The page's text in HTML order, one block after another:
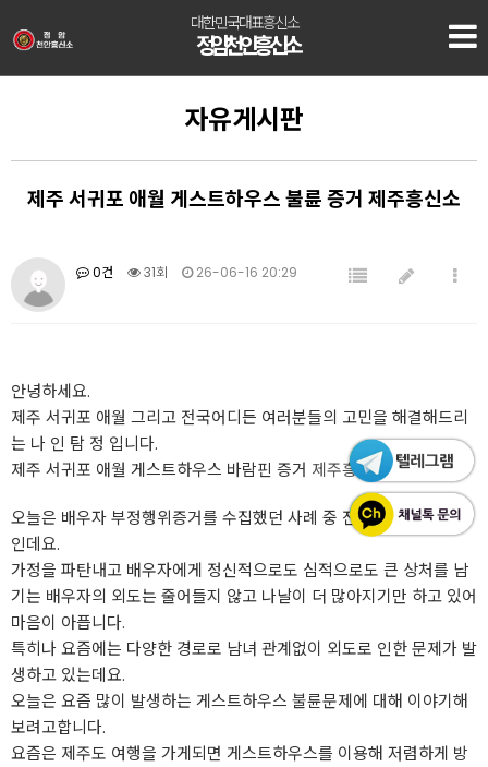
대한민국대표흥신소
정암 천안흥신소
자유게시판
제주 서귀포 애월 게스트하우스 불륜 증거 제주흥신소
0건 31회 26-06-16 20:29
안녕하세요.
제주 서귀포 애월 그리고 전국어디든 여러분들의 고민을 해결해드리
는 나 인 탐 정 입니다.
제주 서귀포 애월 게스트하우스 바람핀 증거 제주흥신소
오늘은 배우자 부정행위증거를 수집했던 사례 중 전에는 없었던 사례
인데요.
가정을 파탄내고 배우자에게 정신적으로도 심적으로도 큰 상처를 남
기는 배우자의 외도는 줄어들지 않고 나날이 더 많아지기만 하고 있어
마음이 아픕니다.
특히나 요즘에는 다양한 경로로 남녀 관계없이 외도로 인한 문제가 발
생하고 있는데요.
오늘은 요즘 많이 발생하는 게스트하우스 불륜문제에 대해 이야기해
보려고합니다.
요즘은 제주도 여행을 가게되면 게스트하우스를 이용해 저렴하게 방